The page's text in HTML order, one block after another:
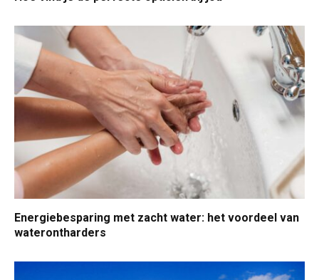
Energiebesparing met zacht water: het voordeel van
waterontharders